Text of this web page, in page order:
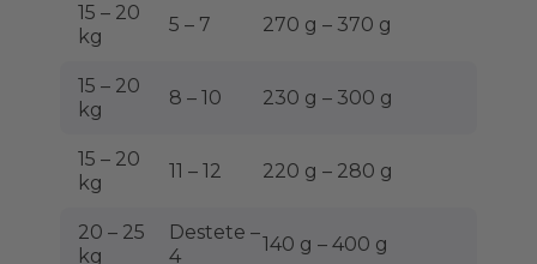
15 – 20
kg
5 – 7 270 g – 370 g
15 – 20
kg
8 – 10 230 g – 300 g
15 – 20
kg
11 – 12 220 g – 280 g
20 – 25
kg
Destete –
4
140 g – 400 g